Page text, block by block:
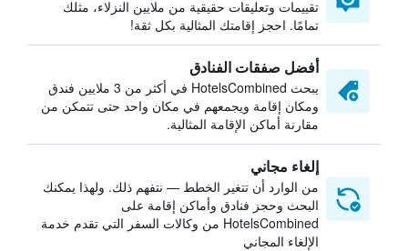
تقييمات وتعليقات حقيقية من ملايين النزلاء، مثلك
تمامًا. احجز إقامتك المثالية بكل ثقة!
أفضل صفقات الفنادق
يبحث HotelsCombined في أكثر من 3 ملايين فندق
ومكان إقامة ويجمعهم في مكان واحد حتى تتمكن من
مقارنة أماكن الإقامة المثالية.
إلغاء مجاني
من الوارد أن تتغير الخطط — نتفهم ذلك. ولهذا يمكنك
البحث وحجز فنادق وأماكن إقامة على
HotelsCombined من وكالات السفر التي تقدم خدمة
الإلغاء المجاني